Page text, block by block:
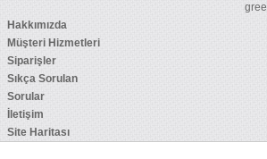
Hakkımızda
Müşteri Hizmetleri
Siparişler
Sıkça Sorulan
Sorular
İletişim
Site Haritası